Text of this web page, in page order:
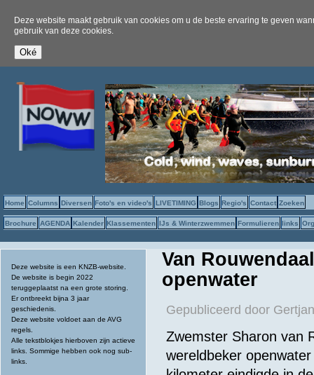
Deze website maakt gebruik van cookies om u de beste ervaring te geven
gebruik van deze cookies.
Home Columns Diversen Foto's en video's LIVETIMING Blogs Regio's Contact Zoeken
Brochure AGENDA Kalender Klassementen IJs & Winterzwemmen Formulieren links
Deze website is een KNZB-website.
De website is begin 2022
teruggeplaatst na een grote storing.
Er ontbreekt bijna 3 jaar
geschiedenis.
Deze website voldoet aan de AVG
regels.
Alle tekstblokjes hierboven zijn actieve
links. Sommige hebben ook nog sub-
links.
Van
openwater
Gepubliceerd door
Zwemster Sharon van
wereldbeker